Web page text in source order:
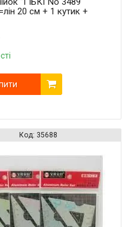
20 см + 1 кутик +
35688